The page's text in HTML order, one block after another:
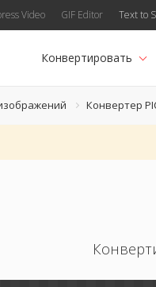
Video GIF Editor Text to
Конвертировать
Конвертер